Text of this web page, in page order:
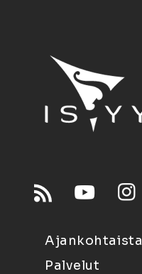
Ajankohtaista
Palvelut